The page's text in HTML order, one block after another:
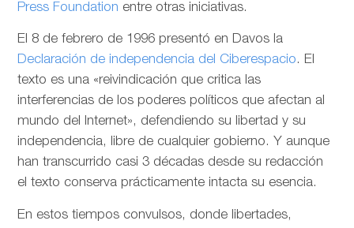
Press Foundation entre otras iniciativas.
El 8 de febrero de 1996 presentó en Davos la
Declaración de independencia del Ciberespacio. El
texto es una «reivindicación que critica las
interferencias de los poderes políticos que afectan al
mundo del Internet», defendiendo su libertad y su
independencia, libre de cualquier gobierno. Y aunque
han transcurrido casi 3 décadas desde su redacción
el texto conserva prácticamente intacta su esencia.
En estos tiempos convulsos, donde libertades,